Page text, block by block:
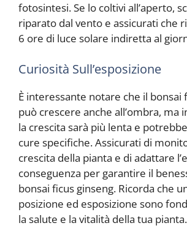
fotosintesi. Se lo coltivi all’aperto,
riparato dal vento e assicurati che
6 ore di luce solare indiretta al
Curiosità Sull’esposizione
È interessante notare che il bonsai
può crescere anche all’ombra, ma
la crescita sarà più lenta e
cure specifiche. Assicurati di
crescita della pianta e di adattare
conseguenza per garantire il
bonsai ficus ginseng. Ricorda che
posizione ed esposizione sono
la salute e la vitalità della tua pianta.